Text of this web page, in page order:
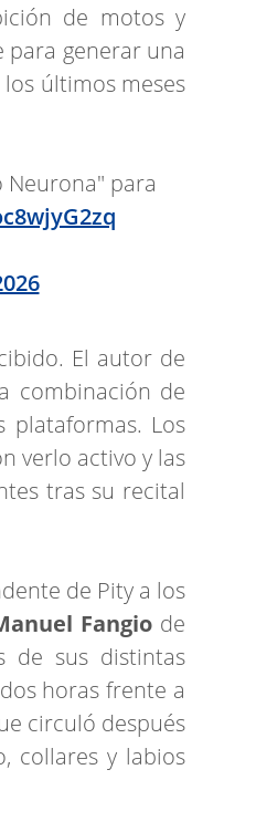
de motos y
para generar una
últimos meses
Neurona" para
El autor de
combinación de
plataformas. Los
verlo activo y las
tras su recital
de Pity a los
Fangio de
de sus distintas
horas frente a
circuló después
collares y labios